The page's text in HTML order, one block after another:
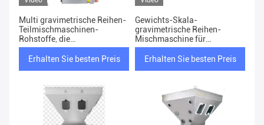
Multi gravimetrische Reihen-
Teilmischmaschinen-
Rohstoffe, die
gravimetrischen Dosierer
mischen
Erhalten Sie besten Preis
Gewichts-Skala-
gravimetrische Reihen-
Mischmaschine für
Verdrängungs-hohe
Präzision
Erhalten Sie besten Preis